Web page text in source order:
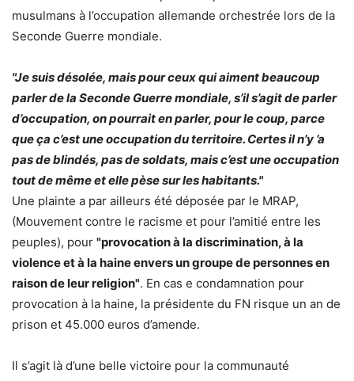
musulmans à l’occupation allemande orchestrée lors de la
Seconde Guerre mondiale.
"Je suis désolée, mais pour ceux qui aiment beaucoup
parler de la Seconde Guerre mondiale, s’il s’agit de parler
d’occupation, on pourrait en parler, pour le coup, parce
que ça c’est une occupation du territoire. Certes il n’y ’a
pas de blindés, pas de soldats, mais c’est une occupation
tout de même et elle pèse sur les habitants."
Une plainte a par ailleurs été déposée par le MRAP,
(Mouvement contre le racisme et pour l’amitié entre les
peuples), pour "provocation à la discrimination, à la
violence et à la haine envers un groupe de personnes en
raison de leur religion". En cas e condamnation pour
provocation à la haine, la présidente du FN risque un an de
prison et 45.000 euros d’amende.
Il s’agit là d’une belle victoire pour la communauté